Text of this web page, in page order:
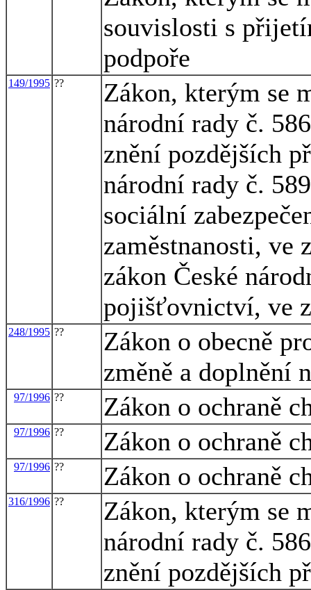
souvislosti s
podpoře
149/1995 ??
Zákon, kterým se
národní rady č.
znění pozdějších
národní rady č.
sociální
zaměstnanosti, ve
zákon České
pojišťovnictví, ve
248/1995 ??
Zákon o obecně
změně a doplnění
97/1996 ?? Zákon o ochraně
97/1996 ?? Zákon o ochraně
97/1996 ?? Zákon o ochraně
316/1996 ??
Zákon, kterým se
národní rady č.
znění pozdějších